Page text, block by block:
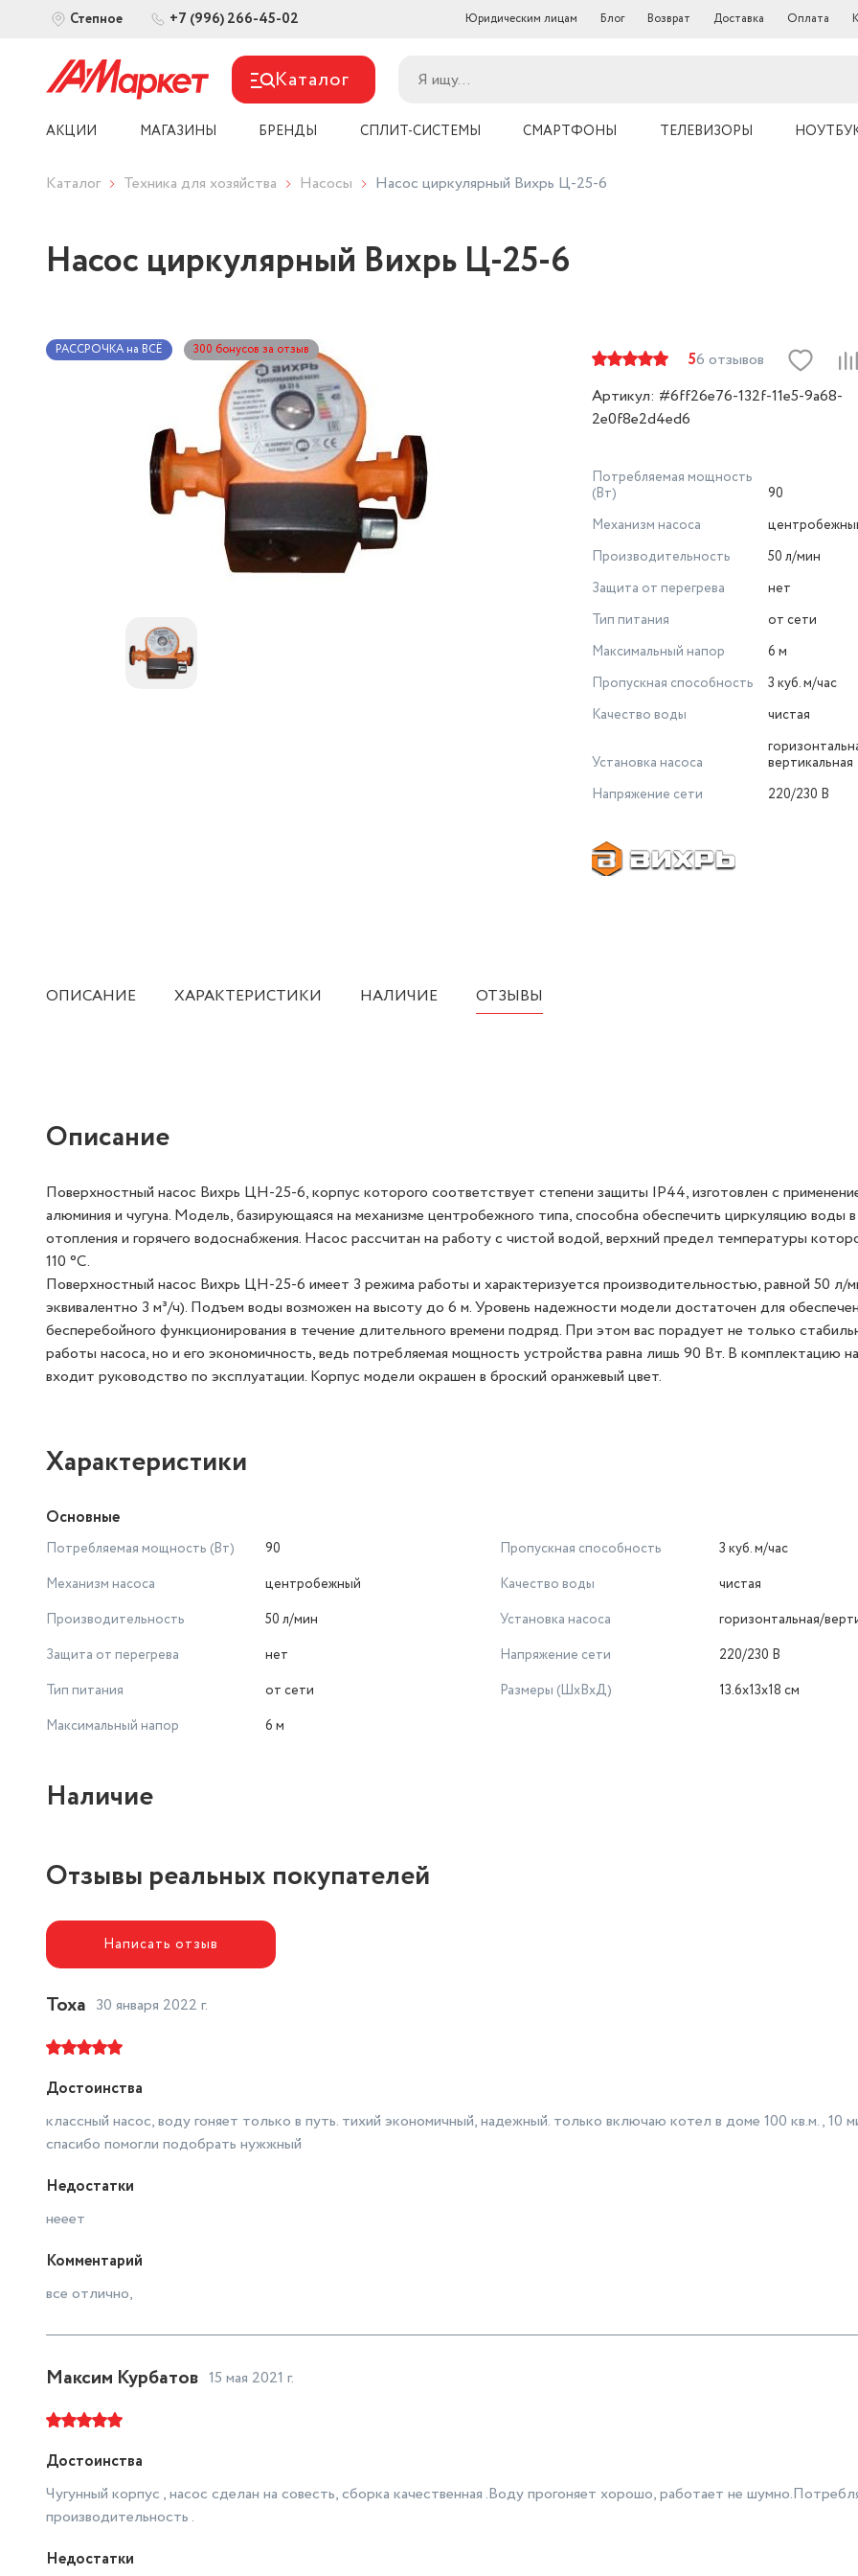
Степное +7 (996) 266-45-02 Юридическим лицам Блог Возврат Доставка Оплата
Каталог
АКЦИИ МАГАЗИНЫ БРЕНДЫ СПЛИТ-СИСТЕМЫ СМАРТФОНЫ ТЕЛЕВИЗОРЫ
Каталог Техника для хозяйства Насосы Насос циркулярный Вихрь Ц-25-6
Насос циркулярный Вихрь Ц-25-6
РАССРОЧКА на ВСЁ 300 бонусов за отзыв 56 отзывов
Артикул: #6ff26e76-132f-11e5-9a68-
2e0f8e2d4ed6
Потребляемая мощность
(Вт)
90
Механизм насоса
Производительность
50 л/мин
Защита от перегрева
нет
Тип питания
от сети
Максимальный напор
6 м
Пропускная способность
3 куб. м/час
Качество воды
чистая
Установка насоса
вертикальная
Напряжение сети
220/230 В
ОПИСАНИЕ ХАРАКТЕРИСТИКИ НАЛИЧИЕ ОТЗЫВЫ
Описание
Поверхностный насос Вихрь ЦН-25-6, корпус которого соответствует степени защиты IP44, изготовлен с
алюминия и чугуна. Модель, базирующаяся на механизме центробежного типа, способна обеспечить циркуляцию воды
отопления и горячего водоснабжения. Насос рассчитан на работу с чистой водой, верхний предел температуры
110 °C.
Поверхностный насос Вихрь ЦН-25-6 имеет 3 режима работы и характеризуется производительностью, равной 50 л/
эквивалентно 3 м³/ч). Подъем воды возможен на высоту до 6 м. Уровень надежности модели достаточен для
бесперебойного функционирования в течение длительного времени подряд. При этом вас порадует не только
работы насоса, но и его экономичность, ведь потребляемая мощность устройства равна лишь 90 Вт. В комплектацию
входит руководство по эксплуатации. Корпус модели окрашен в броский оранжевый цвет.
Характеристики
Основные
Потребляемая мощность (Вт)
90
Механизм насоса
центробежный
Производительность
50 л/мин
Защита от перегрева
нет
Тип питания
от сети
Максимальный напор
6 м
Пропускная способность
3 куб. м/час
Качество воды
чистая
Установка насоса
горизонтальная/
Напряжение сети
220/230 В
Размеры (ШхВхД)
13.6x13x18 см
Наличие
Отзывы реальных покупателей
Написать отзыв
Тоха 30 января 2022 г.
Достоинства
классный насос, воду гоняет только в путь. тихий экономичный, надежный. только включаю котел в доме 100 кв.м.,
спасибо помогли подобрать нужжный
Недостатки
нееет
Комментарий
все отлично,
Максим Курбатов 15 мая 2021 г.
Достоинства
Чугунный корпус , насос сделан на совесть, сборка качественная .Воду прогоняет хорошо, работает не
производительность .
Недостатки